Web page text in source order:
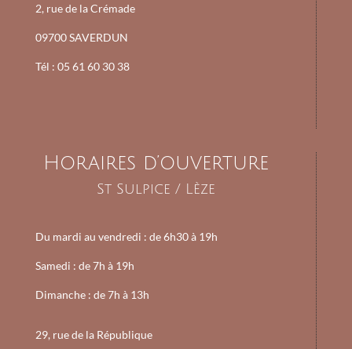
2, rue de la Crémade
09700 SAVERDUN
Tél : 05 61 60 30 38
Horaires d’ouverture
St Sulpice / Lèze
Du mardi au vendredi : de 6h30 à 19h
Samedi : de 7h à 19h
Dimanche : de 7h à 13h
29, rue de la République